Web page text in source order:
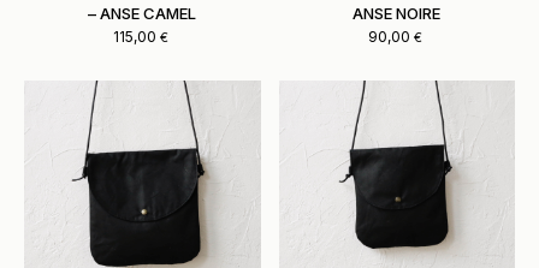
– ANSE CAMEL
115,00€
ANSE NOIRE
90,00€